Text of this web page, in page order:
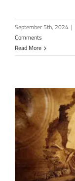
September 5th, 2024 |
Comments
Read More